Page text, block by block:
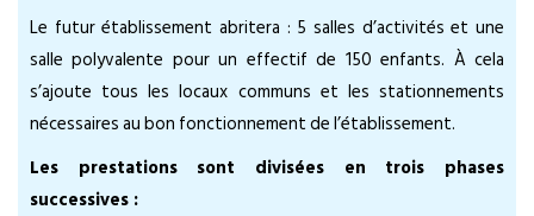
Le futur établissement abritera : 5 salles d’activités et une
salle polyvalente pour un effectif de 150 enfants. À cela
s’ajoute tous les locaux communs et les stationnements
nécessaires au bon fonctionnement de l’établissement.
Les prestations sont divisées en trois phases
successives :